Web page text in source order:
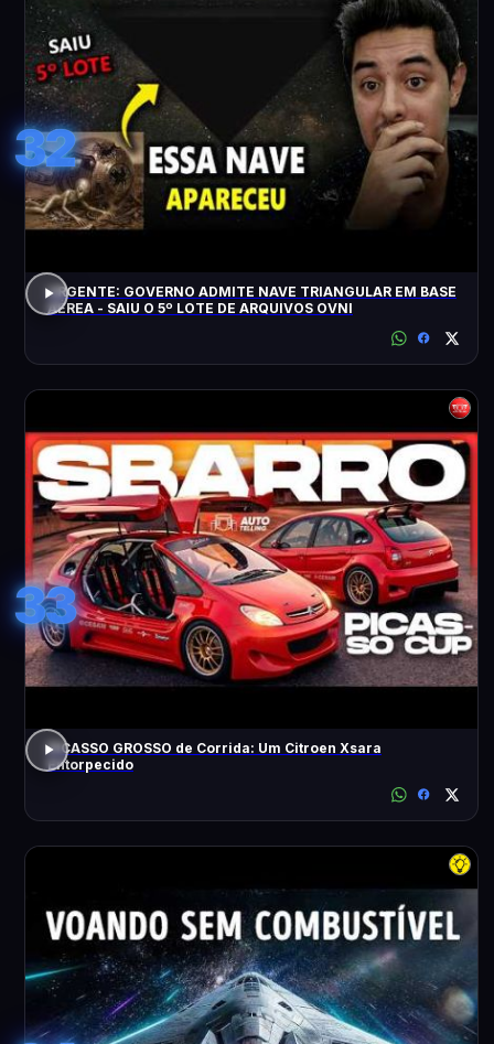
32
URGENTE: GOVERNO ADMITE NAVE TRIANGULAR EM BASE
AÉREA - SAIU O 5º LOTE DE ARQUIVOS OVNI
33
PICASSO GROSSO de Corrida: Um Citroen Xsara
Entorpecido